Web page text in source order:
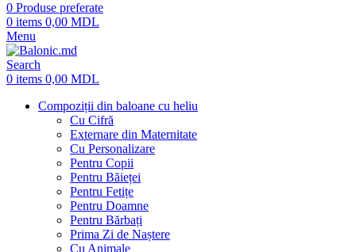
0 Produse preferate
0 items 0,00 MDL
Menu
Search
0 items 0,00 MDL
Compoziții din baloane cu heliu
Cu Cifră
Externare din Maternitate
Cu Personalizare
Pentru Copii
Pentru Băieței
Pentru Fetițe
Pentru Doamne
Pentru Bărbați
Prima Zi de Naștere
Cu Animale